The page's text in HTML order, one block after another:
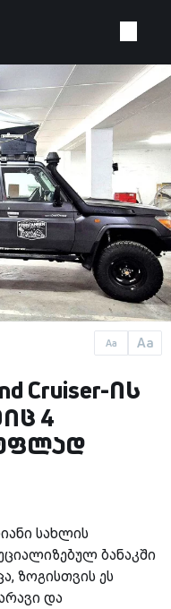
Aa Aa
Cruiser-ის
4
სახლის
ბანაკში
ზოგისთვის ეს
და